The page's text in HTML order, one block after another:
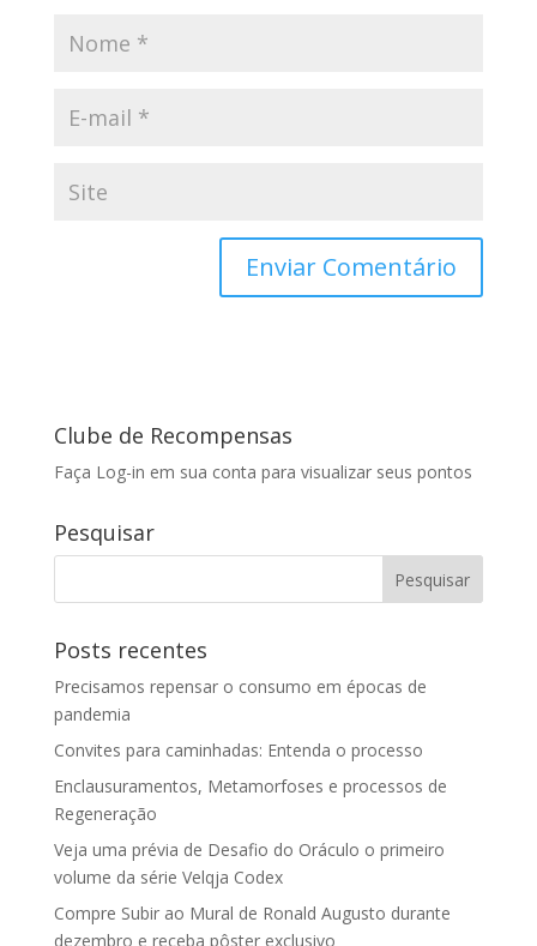
Clube de Recompensas
Faça Log-in em sua conta para visualizar seus pontos
Pesquisar
Posts recentes
Precisamos repensar o consumo em épocas de
pandemia
Convites para caminhadas: Entenda o processo
Enclausuramentos, Metamorfoses e processos de
Regeneração
Veja uma prévia de Desafio do Oráculo o primeiro
volume da série Velqja Codex
Compre Subir ao Mural de Ronald Augusto durante
dezembro e receba pôster exclusivo